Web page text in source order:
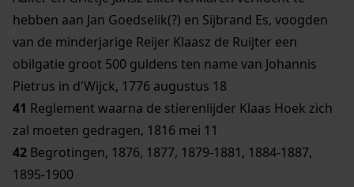
hebben aan Jan Goedselik(?) en Sijbrand Es, voogden
van de minderjarige Reijer Klaasz de Ruijter een
obilgatie groot 500 guldens ten name van Johannis
Pietrus in d'Wijck, 1776 augustus 18
41 Reglement waarna de stierenlijder Klaas Hoek zich
zal moeten gedragen, 1816 mei 11
42 Begrotingen, 1876, 1877, 1879-1881, 1884-1887,
1895-1900